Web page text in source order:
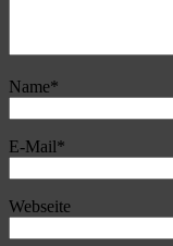
Name*
E-Mail*
Webseite